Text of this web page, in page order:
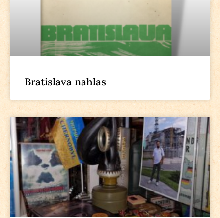
Bratislava nahlas